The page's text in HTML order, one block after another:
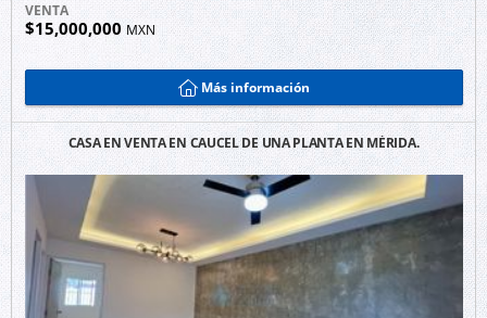
VENTA
$15,000,000MXN
Más información
CASA EN VENTA EN CAUCEL DE UNA PLANTA EN MÉRIDA.